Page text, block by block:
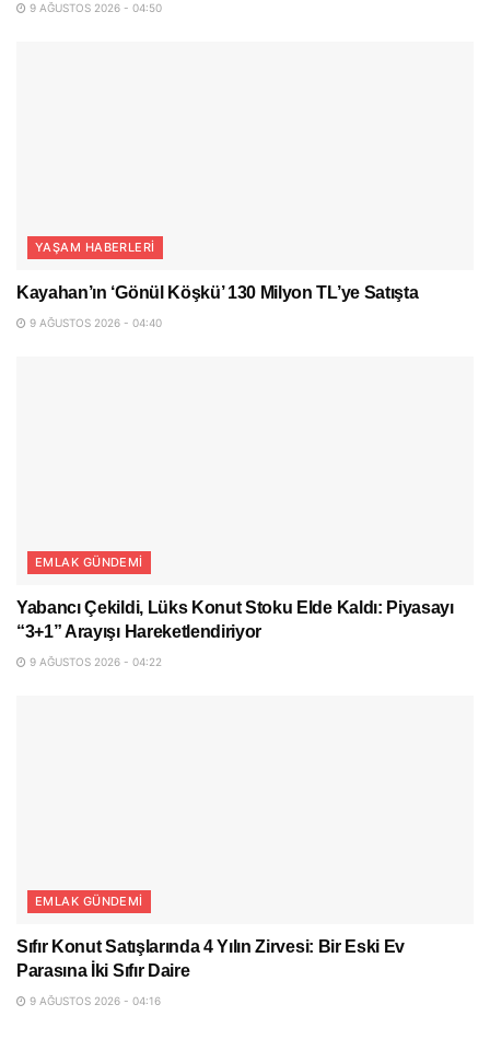
9 AĞUSTOS 2026 - 04:50
YAŞAM HABERLERI
Kayahan’ın ‘Gönül Köşkü’ 130 Milyon TL’ye Satışta
9 AĞUSTOS 2026 - 04:40
EMLAK GÜNDEMI
Yabancı Çekildi, Lüks Konut Stoku Elde Kaldı: Piyasayı
“3+1” Arayışı Hareketlendiriyor
9 AĞUSTOS 2026 - 04:22
EMLAK GÜNDEMI
Sıfır Konut Satışlarında 4 Yılın Zirvesi: Bir Eski Ev
Parasına İki Sıfır Daire
9 AĞUSTOS 2026 - 04:16